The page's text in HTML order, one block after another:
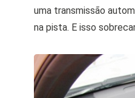
uma transmissão
na pista. E isso